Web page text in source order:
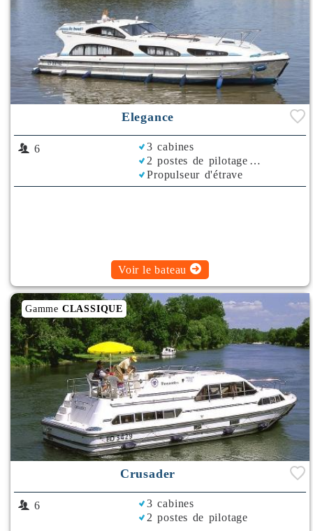
Elegance
6
3 cabines
2 postes de pilotage
Propulseur d'étrave
Rafraichisseur d'Air
Voir le bateau
Gamme CLASSIQUE
Crusader
6
3 cabines
2 postes de pilotage